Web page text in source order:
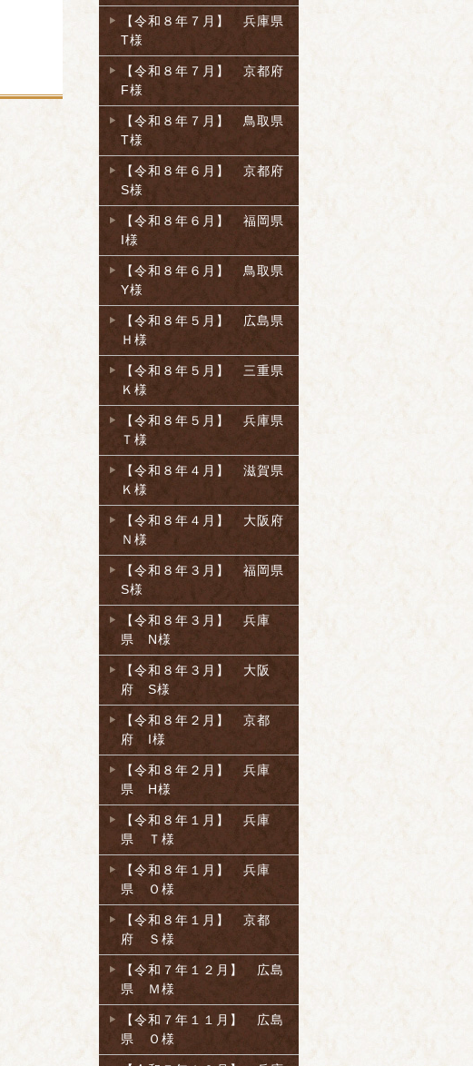
【令和８年７月】 兵庫県
T様
【令和８年７月】 京都府
F様
【令和８年７月】 鳥取県
T様
【令和８年６月】 京都府
S様
【令和８年６月】 福岡県
I様
【令和８年６月】 鳥取県
Y様
【令和８年５月】 広島県
Ｈ様
【令和８年５月】 三重県
Ｋ様
【令和８年５月】 兵庫県
Ｔ様
【令和８年４月】 滋賀県
Ｋ様
【令和８年４月】 大阪府
Ｎ様
【令和８年３月】 福岡県
S様
【令和８年３月】 兵庫
県 N様
【令和８年３月】 大阪
府 S様
【令和８年２月】 京都
府 I様
【令和８年２月】 兵庫
県 H様
【令和８年１月】 兵庫
県 Ｔ様
【令和８年１月】 兵庫
県 Ｏ様
【令和８年１月】 京都
府 Ｓ様
【令和７年１２月】 広島
県 Ｍ様
【令和７年１１月】 広島
県 Ｏ様